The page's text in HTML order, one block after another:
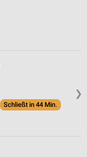
❯
Schließt in 44 Min.